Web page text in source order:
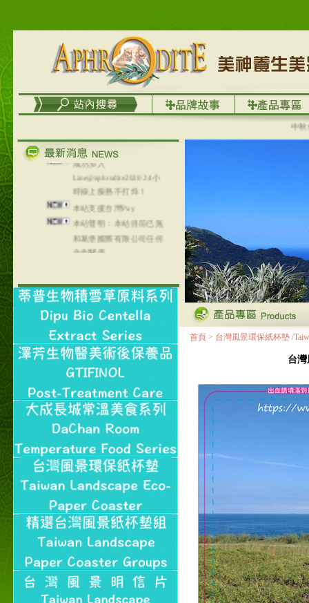
中秋優
列，可以郵寄至部分亞太
在外租屋者、居住處無管
理員、不方便在工作地點
取件者，歡迎多多使用
【郵局i郵箱】的服務喔～
【i郵箱】設立的地點，請
成功加入
Line@aphrodite2020 24小
時線上服務不打烊！
本站支援台灣Pay
本站聲明：本站目前已無
和葛堡國際有限公司任何
合作關係
本站支援支付宝
NT$320(RMB￥71.00)
首頁 > 台灣風景環保紙杯墊 /
台灣